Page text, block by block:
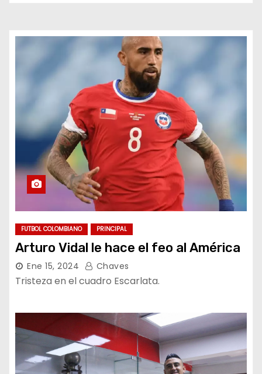
FUTBOL COLOMBIANO PRINCIPAL
Arturo Vidal le hace el feo al América
Ene 15, 2024 Chaves
Tristeza en el cuadro Escarlata.